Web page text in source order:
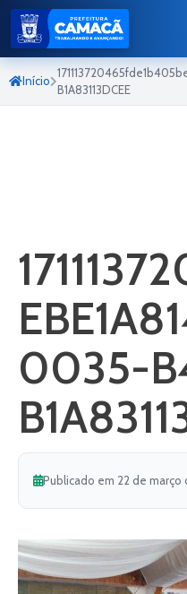
Início
B1A83113DCEE
0035-
Publicado em 22 de março